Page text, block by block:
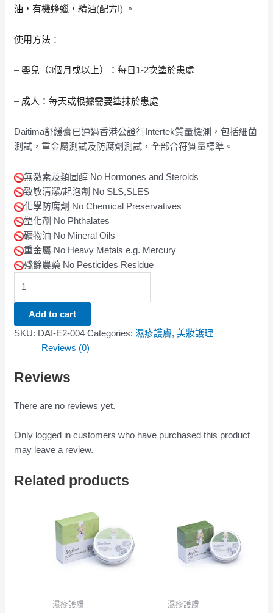
油 ，有機蜂蠟，精油(配方I) 。
使用方法：
– 嬰兒（3個月或以上）：每日 1-2次塗於患處
– 成人：每天或根據需要塗抹於患處
Daitima舒緩膏已通過香港公證行Intertek質量檢測，包括細菌
測試，重金屬測試及防腐劑測試，全部合符質量標準。
無激素及類固醇 No Hormones and Steroids
致敏清潔/起泡劑 No SLS,SLES
化學防腐劑 No Chemical Preservatives
塑化劑 No Phthalates
礦物油 No Mineral Oils
重金屬 No Heavy Metals e.g. Mercury
殘餘農藥 No Pesticides Residue
Add to cart
SKU: DAI-E2-004 Categories:濕疹護膚,美妝護理
Reviews (0)
Reviews
There are no reviews yet.
Only logged in customers who have purchased this product
may leave a review.
Related products
濕疹護膚 濕疹護膚